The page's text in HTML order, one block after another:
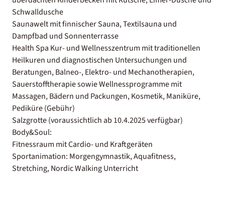
Schwalldusche
Saunawelt mit finnischer Sauna, Textilsauna und
Dampfbad und Sonnenterrasse
Health Spa Kur- und Wellnesszentrum mit traditionellen
Heilkuren und diagnostischen Untersuchungen und
Beratungen, Balneo-, Elektro- und Mechanotherapien,
Sauerstofftherapie sowie Wellnessprogramme mit
Massagen, Bädern und Packungen, Kosmetik, Maniküre,
Pediküre (Gebühr)
Salzgrotte (voraussichtlich ab 10.4.2025 verfügbar)
Body&Soul:
Fitnessraum mit Cardio- und Kraftgeräten
Sportanimation: Morgengymnastik, Aquafitness,
Stretching, Nordic Walking Unterricht